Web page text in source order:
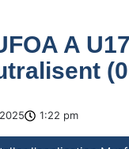
A
1:22 pm